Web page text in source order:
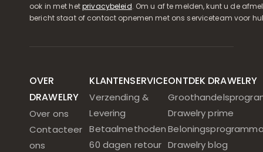
ook in met hetprivacybeleid. Om u af te melden, kunt u de
bericht staat of contact opnemen met ons serviceteam voor
OVER
DRAWELRY
Over ons
Contacteer
ons
KLANTENSERVICE
Verzending &
Levering
Betaalmethoden
60 dagen retour
ONTDEK DRAWELRY
Drawelry prime
Drawelry blog